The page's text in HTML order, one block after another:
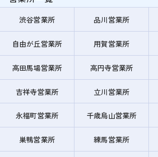
渋谷営業所 品川営業所
自由が丘営業所 用賀営業所
高田馬場営業所 高円寺営業所
吉祥寺営業所 立川営業所
永福町営業所 千歳烏山営業所
巣鴨営業所 練馬営業所